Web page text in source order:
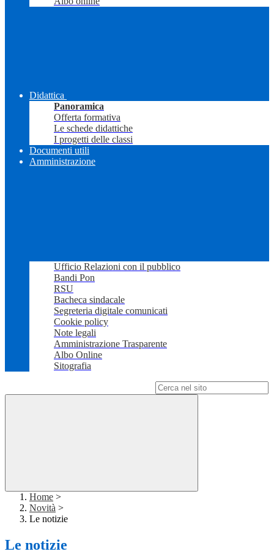
Didattica
Panoramica
Offerta formativa
Le schede didattiche
I progetti delle classi
Documenti utili
Amministrazione
Ufficio Relazioni con il pubblico
Bandi Pon
RSU
Bacheca sindacale
Segreteria digitale comunicati
Cookie policy
Note legali
Amministrazione Trasparente
Albo Online
Sitografia
Home >
Novità >
Le notizie
Le notizie